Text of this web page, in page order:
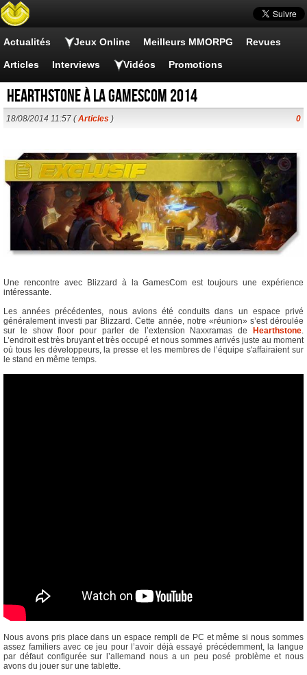
Actualités Jeux Online Meilleurs MMORPG Revues
Articles Interviews Vidéos Promotions
Hearthstone à la Gamescom 2014
18/08/2014 11:57 (Articles ) 0
Une rencontre avec Blizzard à la GamesCom est toujours une expérience
intéressante.
Les années précédentes, nous avions été conduits dans un espace privé
généralement investi par Blizzard. Cette année, notre «réunion» s’est déroulée
sur le show floor pour parler de l’extension Naxxramas de
Hearthstone.
L’endroit est très bruyant et très occupé et nous sommes arrivés juste au moment
où tous les développeurs, la presse et les membres de l’équipe s'affairaient sur
le stand en même temps.
Nous avons pris place dans un espace rempli de PC et même si nous sommes
assez familiers avec ce jeu pour l’avoir déjà essayé précédemment, la langue
par défaut configurée sur l’allemand nous a un peu posé problème et nous
avons du jouer sur une tablette.